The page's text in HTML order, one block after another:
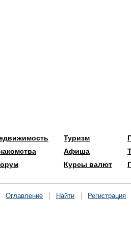
Туризм
Афиша
Курсы валют
Оглавление Найти Регистрация